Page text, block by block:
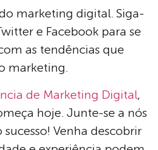
marketing digital. Siga-
e Facebook para se
as tendências que
marketing.
de Marketing Digital,
hoje. Junte-se a nós
Venha descobrir